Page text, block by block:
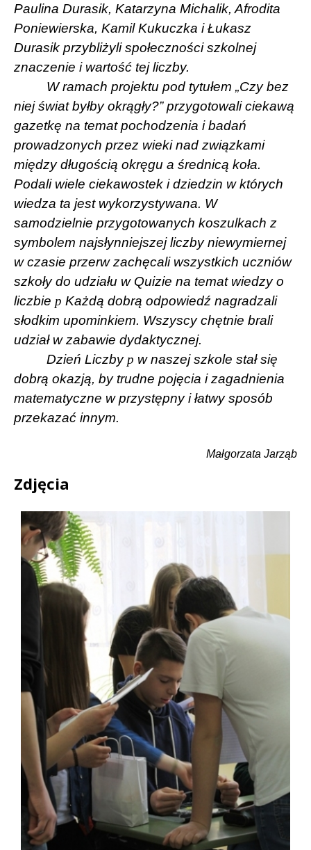
Paulina Durasik, Katarzyna Michalik, Afrodita
Poniewierska, Kamil Kukuczka i Łukasz
Durasik przybliżyli społeczności szkolnej
znaczenie i wartość tej liczby.
W ramach projektu pod tytułem „Czy bez
niej świat byłby okrągły?” przygotowali ciekawą
gazetkę na temat pochodzenia i badań
prowadzonych przez wieki nad związkami
między długością okręgu a średnicą koła.
Podali wiele ciekawostek i dziedzin w których
wiedza ta jest wykorzystywana. W
samodzielnie przygotowanych koszulkach z
symbolem najsłynniejszej liczby niewymiernej
w czasie przerw zachęcali wszystkich uczniów
szkoły do udziału w Quizie na temat wiedzy o
liczbie p Każdą dobrą odpowiedź nagradzali
słodkim upominkiem. Wszyscy chętnie brali
udział w zabawie dydaktycznej.
Dzień Liczby p w naszej szkole stał się
dobrą okazją, by trudne pojęcia i zagadnienia
matematyczne w przystępny i łatwy sposób
przekazać innym.
Małgorzata Jarząb
Zdjęcia